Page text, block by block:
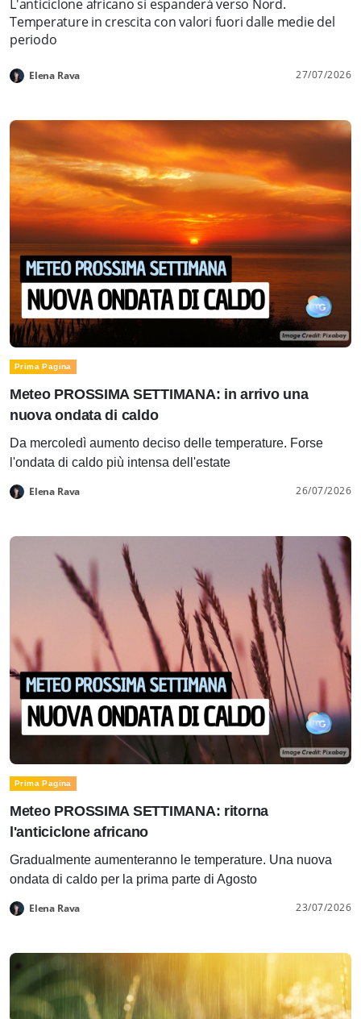
L'anticiclone africano si espanderà verso Nord.
Temperature in crescita con valori fuori dalle medie del
periodo
Elena Rava 27/07/2026
Prima Pagina
Meteo PROSSIMA SETTIMANA: in arrivo una
nuova ondata di caldo
Da mercoledì aumento deciso delle temperature. Forse
l'ondata di caldo più intensa dell'estate
Elena Rava 26/07/2026
Prima Pagina
Meteo PROSSIMA SETTIMANA: ritorna
l'anticiclone africano
Gradualmente aumenteranno le temperature. Una nuova
ondata di caldo per la prima parte di Agosto
Elena Rava 23/07/2026